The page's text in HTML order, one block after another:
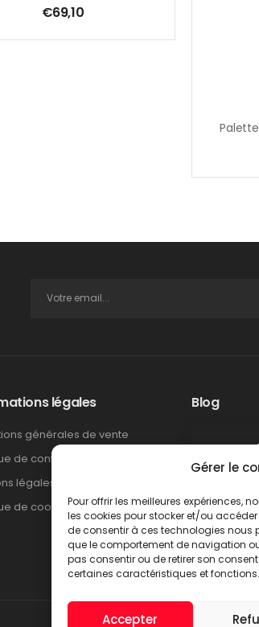
Gérer le
Pour offrir les meilleures expériences,
les cookies pour stocker et/ou
de consentir à ces technologies nous
que le comportement de navigation
pas consentir ou de retirer son
certaines caractéristiques et fonctions.
Accepter
€69,10
légales
générales de vente
de confidentialité
légales
de cookies
Blog
Pompe
LIRE PLUS